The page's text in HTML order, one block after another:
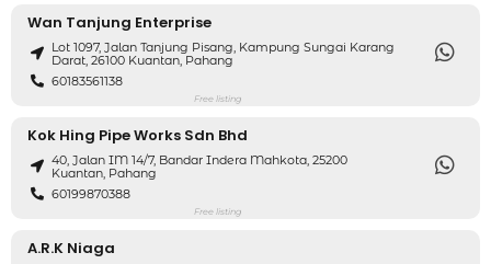
Wan Tanjung Enterprise
Lot 1097, Jalan Tanjung Pisang, Kampung Sungai Karang
Darat, 26100 Kuantan, Pahang
60183561138
Free listing
Kok Hing Pipe Works Sdn Bhd
40, Jalan IM 14/7, Bandar Indera Mahkota, 25200
Kuantan, Pahang
60199870388
Free listing
A.R.K Niaga